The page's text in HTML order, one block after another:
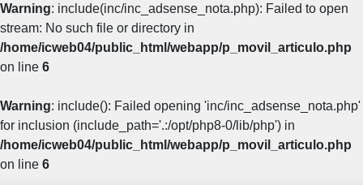
Warning: include(inc/inc_adsense_nota.php): Failed to open
stream: No such file or directory in
/home/icweb04/public_html/webapp/p_movil_articulo.php
on line 6
Warning: include(): Failed opening 'inc/inc_adsense_nota.php'
for inclusion (include_path='.:/opt/php8-0/lib/php') in
/home/icweb04/public_html/webapp/p_movil_articulo.php
on line 6